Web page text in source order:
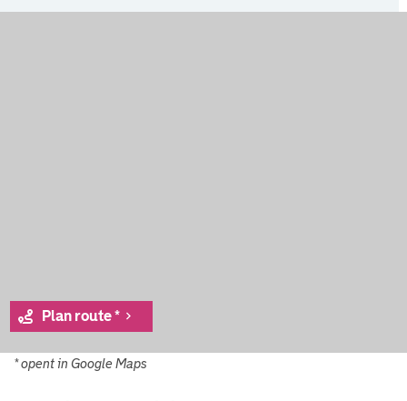
Plan route *
* opent in Google Maps